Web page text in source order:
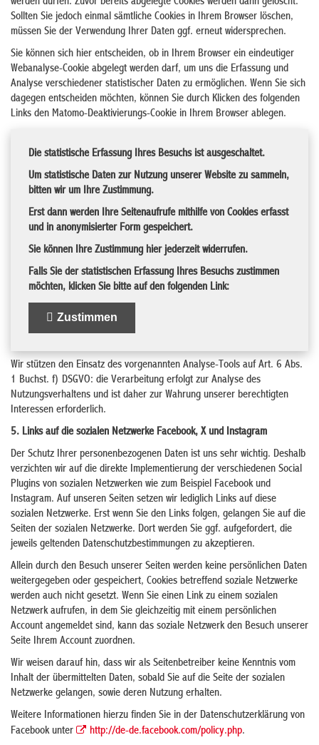
Sollten Sie jedoch einmal sämtliche Cookies in Ihrem Browser löschen,
müssen Sie der Verwendung Ihrer Daten ggf. erneut widersprechen.
Sie können sich hier entscheiden, ob in Ihrem Browser ein eindeutiger
Webanalyse-Cookie abgelegt werden darf, um uns die Erfassung und
Analyse verschiedener statistischer Daten zu ermöglichen. Wenn Sie sich
dagegen entscheiden möchten, können Sie durch Klicken des folgenden
Links den Matomo-Deaktivierungs-Cookie in Ihrem Browser ablegen.
Die statistische Erfassung Ihres Besuchs ist ausgeschaltet.
Um statistische Daten zur Nutzung unserer Website zu sammeln,
bitten wir um Ihre Zustimmung.
Erst dann werden Ihre Seitenaufrufe mithilfe von Cookies erfasst
und in anonymisierter Form gespeichert.
Sie können Ihre Zustimmung hier jederzeit widerrufen.
Falls Sie der statistischen Erfassung Ihres Besuchs zustimmen
möchten, klicken Sie bitte auf den folgenden Link:
Zustimmen
Wir stützen den Einsatz des vorgenannten Analyse-Tools auf Art. 6 Abs.
1 Buchst. f) DSGVO: die Verarbeitung erfolgt zur Analyse des
Nutzungsverhaltens und ist daher zur Wahrung unserer berechtigten
Interessen erforderlich.
5. Links auf die sozialen Netzwerke Facebook, X und Instagram
Der Schutz Ihrer personenbezogenen Daten ist uns sehr wichtig. Deshalb
verzichten wir auf die direkte Implementierung der verschiedenen Social
Plugins von sozialen Netzwerken wie zum Beispiel Facebook und
Instagram. Auf unseren Seiten setzen wir lediglich Links auf diese
sozialen Netzwerke. Erst wenn Sie den Links folgen, gelangen Sie auf die
Seiten der sozialen Netzwerke. Dort werden Sie ggf. aufgefordert, die
jeweils geltenden Datenschutzbestimmungen zu akzeptieren.
Allein durch den Besuch unserer Seiten werden keine persönlichen Daten
weitergegeben oder gespeichert, Cookies betreffend soziale Netzwerke
werden auch nicht gesetzt. Wenn Sie einen Link zu einem sozialen
Netzwerk aufrufen, in dem Sie gleichzeitig mit einem persönlichen
Account angemeldet sind, kann das soziale Netzwerk den Besuch unserer
Seite Ihrem Account zuordnen.
Wir weisen darauf hin, dass wir als Seitenbetreiber keine Kenntnis vom
Inhalt der übermittelten Daten, sobald Sie auf die Seite der sozialen
Netzwerke gelangen, sowie deren Nutzung erhalten.
Weitere Informationen hierzu finden Sie in der Datenschutzerklärung von
Facebook unter
http://de-de.facebook.com/policy.php.